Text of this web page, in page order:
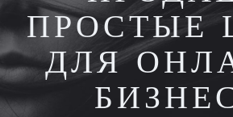
ПРОСТЫЕ
ДЛЯ